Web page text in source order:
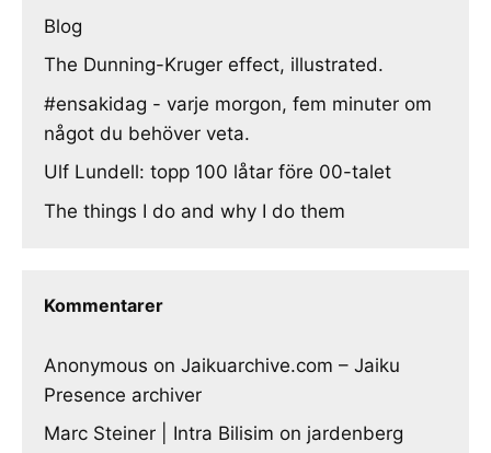
Blog
The Dunning-Kruger effect, illustrated.
#ensakidag - varje morgon, fem minuter om
något du behöver veta.
Ulf Lundell: topp 100 låtar före 00-talet
The things I do and why I do them
Kommentarer
Anonymous on Jaikuarchive.com – Jaiku
Presence archiver
Marc Steiner | Intra Bilisim on jardenberg